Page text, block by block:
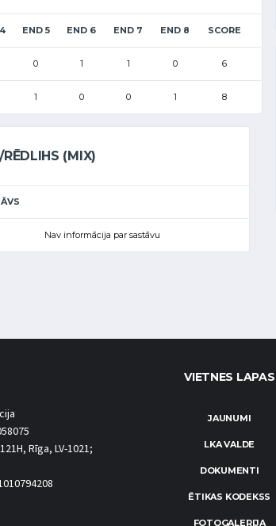
END 5 END 6 END 7 END 8 SCORE
0 1 1 0 6
1 0 0 1 8
(MIX)
Nav informācija par sastāvu
Rīga, LV-1021;
VIETNES LAPAS
JAUNUMI
LKA VALDE
DOKUMENTI
ĒTIKAS KODEKSS
FOTOGALERIJA